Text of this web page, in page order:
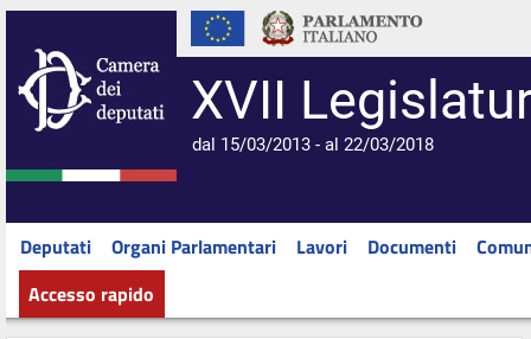
XVII
dal 15/03/2013 - al 22/03/2018
Deputati Organi Parlamentari Lavori Documenti
Accesso rapido